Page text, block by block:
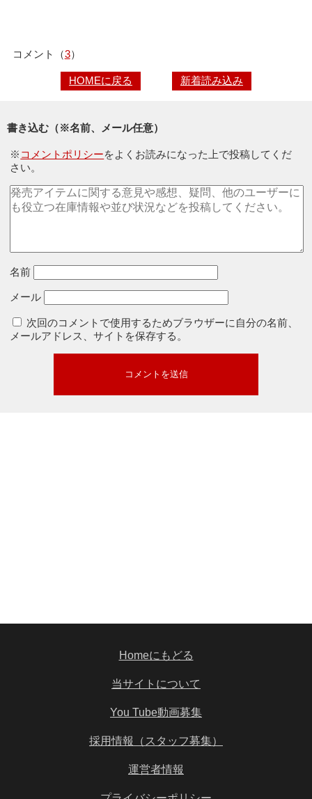
コメント（3）
HOMEに戻る 新着読み込み
書き込む（※名前、メール任意）
※ コメントポリシーをよくお読みになった上で投稿してくだ
さい。
名前
メール
次回のコメントで使用するためブラウザーに自分の名前、
メールアドレス、サイトを保存する。
Homeにもどる
当サイトについて
You Tube動画募集
採用情報（スタッフ募集）
運営者情報